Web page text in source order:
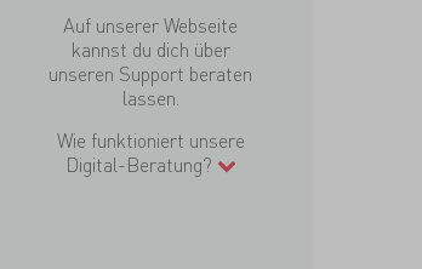
Auf unserer Webseite
kannst du dich über
unseren Support beraten
lassen.
Wie funktioniert unsere
Digital-Beratung?